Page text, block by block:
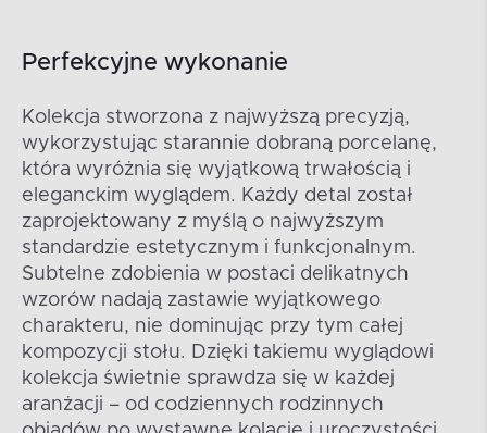
Perfekcyjne wykonanie
Kolekcja stworzona z najwyższą precyzją,
wykorzystując starannie dobraną porcelanę,
która wyróżnia się wyjątkową trwałością i
eleganckim wyglądem. Każdy detal został
zaprojektowany z myślą o najwyższym
standardzie estetycznym i funkcjonalnym.
Subtelne zdobienia w postaci delikatnych
wzorów nadają zastawie wyjątkowego
charakteru, nie dominując przy tym całej
kompozycji stołu. Dzięki takiemu wyglądowi
kolekcja świetnie sprawdza się w każdej
aranżacji – od codziennych rodzinnych